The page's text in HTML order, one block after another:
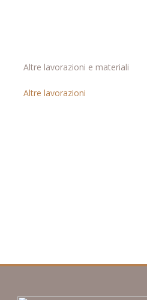
Altre lavorazioni e materiali
Altre lavorazioni